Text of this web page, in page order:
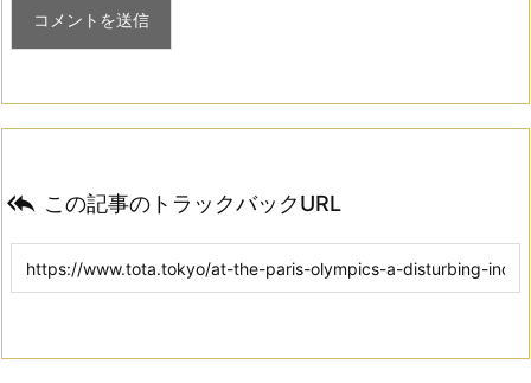
 この記事のトラックバックURL